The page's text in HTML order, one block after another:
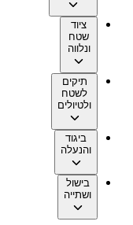
ציוד
שטח
ונלווה
תיקים
לשטח
ולטיולים
ביגוד
והנעלה
בישול
ושתייה